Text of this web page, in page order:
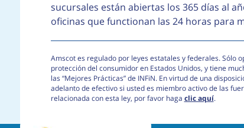
sucursales están abiertas los 365 días al
oficinas que functionan las 24 horas para
Amscot es regulado por leyes estatales y federales. Sólo
protección del consumidor en Estados Unidos, y tiene
las “Mejores Prácticas” de INFiN. En virtud de una
adelanto de efectivo si usted es miembro activo de las
relacionada con esta ley, por favor haga clic aquí.